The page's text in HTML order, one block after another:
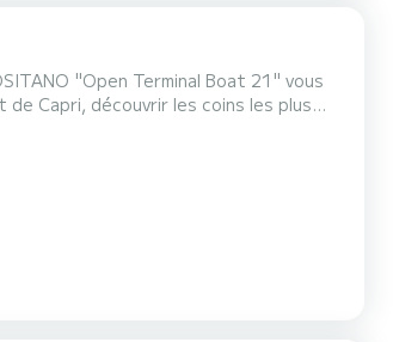
"Open Terminal Boat 21" vous
Capri, découvrir les coins les plus
la détente sur le confortable pont
une échelle pour remonter de...